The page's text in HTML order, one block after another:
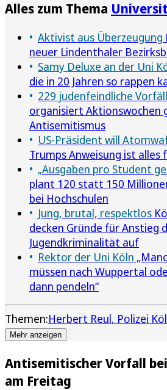
Alles zum Thema
Aktivist aus Überzeugung
neuer Lindenthaler
Samy Deluxe an der Uni
die in 20 Jahren so rappen
229 judenfeindliche
organisiert Aktionswochen
Antisemitismus
US-Präsident will
Trumps Anweisung ist alles
„Ausgaben pro Student
plant 120 statt 150
bei Hochschulen
Jung, brutal, respektlos
decken Gründe für Anstieg
Jugendkriminalität auf
Rektor der Uni Köln
müssen nach Wuppertal
dann pendeln“
Themen:Herbert Reul Polizei
Mehr anzeigen
Antisemitischer Vorfall
am Freitag